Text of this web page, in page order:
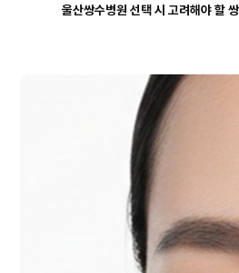
울산쌍수병원 선택 시 고려해야 할